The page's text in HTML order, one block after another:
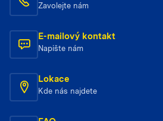
Zavolejte nám
E-mailový kontakt
Napište nám
Lokace
Kde nás najdete